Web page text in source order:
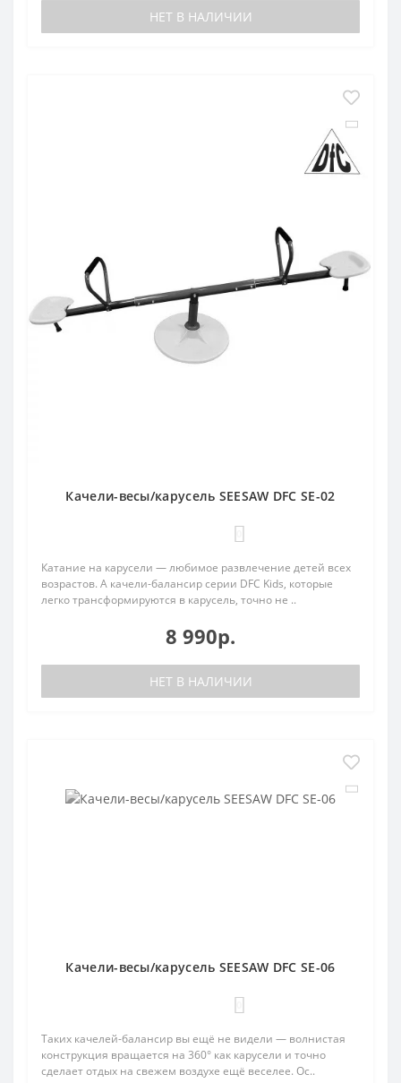
НЕТ В НАЛИЧИИ
Качели-весы/карусель SEESAW DFC SE-02
Катание на карусели — любимое развлечение детей всех
возрастов. А качели-балансир серии DFC Kids, которые
легко трансформируются в карусель, точно не ..
8 990р.
НЕТ В НАЛИЧИИ
Качели-весы/карусель SEESAW DFC SE-06
Таких качелей-балансир вы ещё не видели — волнистая
конструкция вращается на 360° как карусели и точно
сделает отдых на свежем воздухе ещё веселее. Ос..